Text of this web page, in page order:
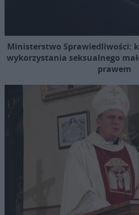
Ministerstwo Sprawiedliwości:
wykorzystania seksualnego
prawem